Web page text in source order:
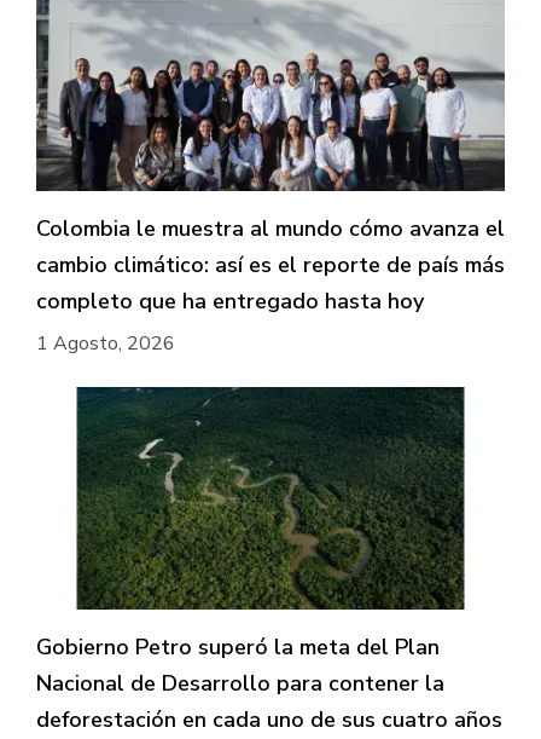
Colombia le muestra al mundo cómo avanza el
cambio climático: así es el reporte de país más
completo que ha entregado hasta hoy
1 Agosto, 2026
Gobierno Petro superó la meta del Plan
Nacional de Desarrollo para contener la
deforestación en cada uno de sus cuatro años